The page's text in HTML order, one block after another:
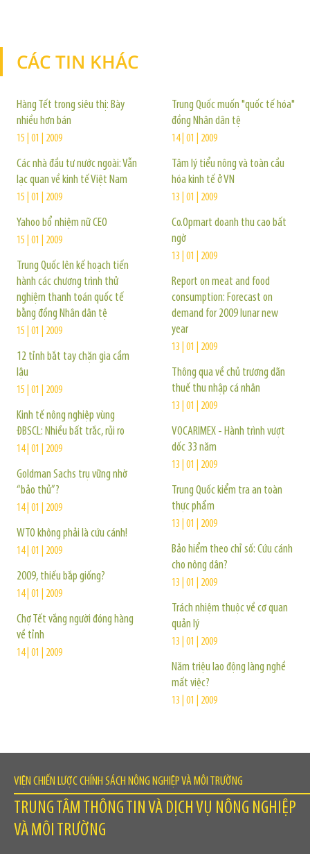
CÁC TIN KHÁC
Hàng Tết trong siêu thị: Bày
nhiều hơn bán
15 | 01 | 2009
Các nhà đầu tư nước ngoài: Vẫn
lạc quan về kinh tế Việt Nam
15 | 01 | 2009
Yahoo bổ nhiệm nữ CEO
15 | 01 | 2009
Trung Quốc lên kế hoạch tiến
hành các chương trình thử
nghiệm thanh toán quốc tế
bằng đồng Nhân dân tệ
15 | 01 | 2009
12 tỉnh bắt tay chặn gia cầm
lậu
15 | 01 | 2009
Kinh tế nông nghiệp vùng
ĐBSCL: Nhiều bất trắc, rủi ro
14 | 01 | 2009
Goldman Sachs trụ vững nhờ
“bảo thủ”?
14 | 01 | 2009
WTO không phải là cứu cánh!
14 | 01 | 2009
2009, thiếu bắp giống?
14 | 01 | 2009
Chợ Tết vắng người đóng hàng
về tỉnh
14 | 01 | 2009
Trung Quốc muốn "quốc tế hóa"
đồng Nhân dân tệ
14 | 01 | 2009
Tâm lý tiểu nông và toàn cầu
hóa kinh tế ở VN
13 | 01 | 2009
Co.Opmart doanh thu cao bất
ngờ
13 | 01 | 2009
Report on meat and food
consumption: Forecast on
demand for 2009 lunar new
year
13 | 01 | 2009
Thông qua về chủ trương dãn
thuế thu nhập cá nhân
13 | 01 | 2009
VOCARIMEX - Hành trình vượt
dốc 33 năm
13 | 01 | 2009
Trung Quốc kiểm tra an toàn
thực phẩm
13 | 01 | 2009
Bảo hiểm theo chỉ số: Cứu cánh
cho nông dân?
13 | 01 | 2009
Trách nhiệm thuộc về cơ quan
quản lý
13 | 01 | 2009
Năm triệu lao động làng nghề
mất việc?
13 | 01 | 2009
VIỆN CHIẾN LƯỢC CHÍNH SÁCH NÔNG NGHIỆP VÀ MÔI TRƯỜNG
TRUNG TÂM THÔNG TIN VÀ DỊCH VỤ NÔNG NGHIỆP
VÀ MÔI TRƯỜNG